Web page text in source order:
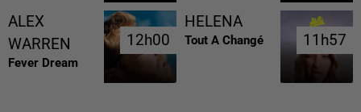
ALEX
WARREN
Fever Dream
12h00
12h00
HELENA
Tout A Changé 11h57
11h57